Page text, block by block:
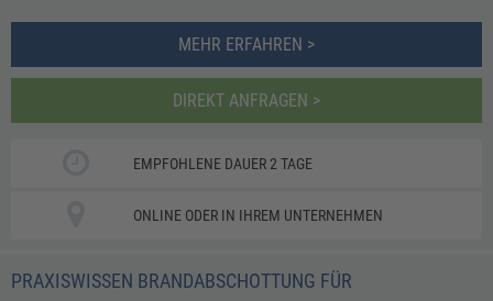
MEHR ERFAHREN >
DIREKT ANFRAGEN >
EMPFOHLENE DAUER 2 TAGE
ONLINE ODER IN IHREM UNTERNEHMEN
PRAXISWISSEN BRANDABSCHOTTUNG FÜR